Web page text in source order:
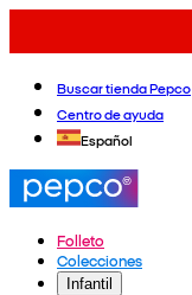
Buscar tienda Pepco
Centro de ayuda
Español
Folleto
Colecciones
Infantil